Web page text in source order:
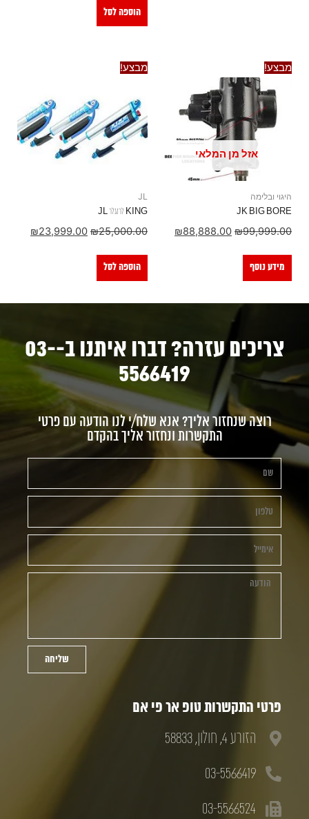
הוספה לסל
מבצע!
אזל מן המלאי
היגוי ובלימה
JK BIG BORE
₪99,999.00
₪88,888.00
מידע נוסף
מבצע!
JL
KING לרנגלר JL
₪25,000.00
₪23,999.00
הוספה לסל
צריכים עזרה? דברו איתנו ב-03-
5566419
רוצה שנחזור אליך? אנא שלח/י לנו הודעה עם פרטי
התקשרות ונחזור אליך בהקדם
שליחה
פרטי התקשרות טופ אר פי אם
הזורע 4, חולון, 58833
03-5566419
03-5566524